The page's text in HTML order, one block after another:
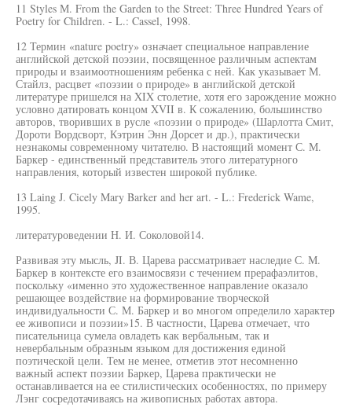
11 Styles М. From the Garden to the Street: Three Hundred Years of
Poetry for Children. - L.: Cassel, 1998.
12 Термин «nature poetry» означает специальное направление
английской детской поэзии, посвященное различным аспектам
природы и взаимоотношениям ребенка с ней. Как указывает М.
Стайлз, расцвет «поэзии о природе» в английской детской
литературе пришелся на XIX столетие, хотя его зарождение можно
условно датировать концом XVII в. К сожалению, большинство
авторов, творивших в русле «поэзии о природе» (Шарлотта Смит,
Дороти Вордсворт, Кэтрин Энн Дорсет и др.), практически
незнакомы современному читателю. В настоящий момент С. М.
Баркер - единственный представитель этого литературного
направления, который известен широкой публике.
13 Laing J. Cicely Mary Barker and her art. - L.: Frederick Wame,
1995.
литературоведении Н. И. Соколовой14.
Развивая эту мысль, JI. В. Царева рассматривает наследие С. М.
Баркер в контексте его взаимосвязи с течением прерафаэлитов,
поскольку «именно это художественное направление оказало
решающее воздействие на формирование творческой
индивидуальности С. М. Баркер и во многом определило характер
ее живописи и поэзии»15. В частности, Царева отмечает, что
писательница сумела овладеть как вербальным, так и
невербальным образным языком для достижения единой
поэтической цели. Тем не менее, отметив этот несомненно
важный аспект поэзии Баркер, Царева практически не
останавливается на ее стилистических особенностях, по примеру
Лэнг сосредотачиваясь на живописных работах автора.